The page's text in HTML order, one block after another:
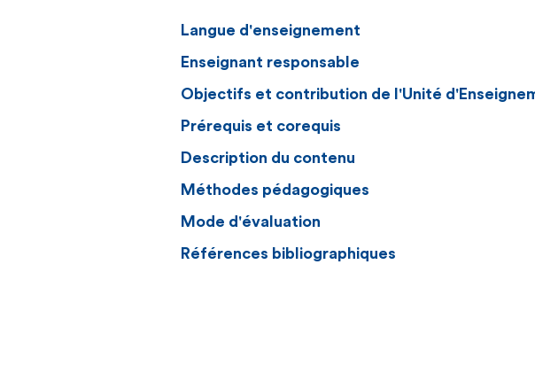
Langue d'enseignement
Enseignant responsable
Objectifs et contribution de l'Unité
Prérequis et corequis
Description du contenu
Méthodes pédagogiques
Mode d'évaluation
Références bibliographiques